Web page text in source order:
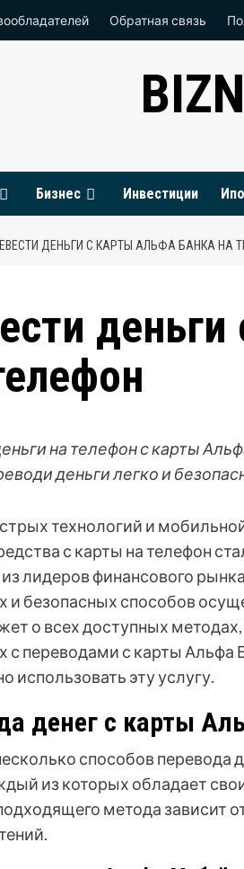
Обратная связь
Бизнес Инвестиции
ДЕНЬГИ С КАРТЫ АЛЬФА БАНКА НА
на телефон с карты
деньги легко и
технологий и
с карты на телефон
лидеров финансового
безопасных способов
о всех доступных
с переводами с карты Альфа
использовать эту услугу.
денег с карты
способов перевода
из которых обладает
метода зависит